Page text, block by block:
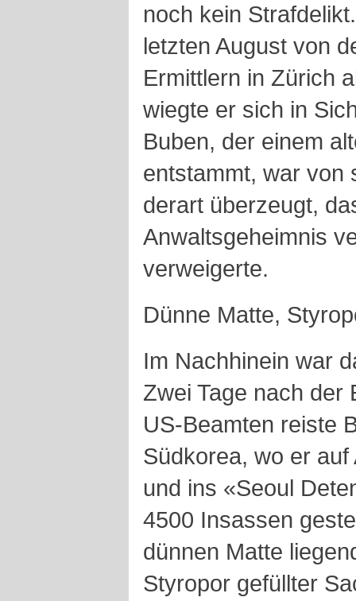
noch kein
letzten August von
Ermittlern in Zürich
wiegte er sich in
Buben, der einem
entstammt, war von
derart überzeugt,
Anwaltsgeheimnis
verweigerte.
Dünne Matte,
Im Nachhinein war
Zwei Tage nach der
US-Beamten reiste
Südkorea, wo er
und ins «Seoul
4500 Insassen
dünnen Matte
Styropor gefüllter